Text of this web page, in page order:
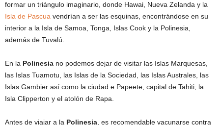
formar un triángulo imaginario, donde Hawai, Nueva Zelanda y la
Isla de Pascua vendrían a ser las esquinas, encontrándose en su
interior a la Isla de Samoa, Tonga, Islas Cook y la Polinesia,
además de Tuvalú.
En la Polinesia no podemos dejar de visitar las Islas Marquesas,
las Islas Tuamotu, las Islas de la Sociedad, las Islas Australes, las
Islas Gambier así como la ciudad e Papeete, capital de Tahiti; la
Isla Clipperton y el atolón de Rapa.
Antes de viajar a la Polinesia , es recomendable vacunarse contra